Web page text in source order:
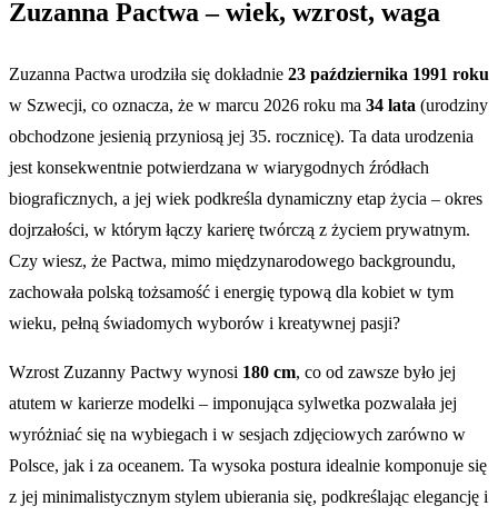
Zuzanna Pactwa – wiek, wzrost, waga
Zuzanna Pactwa urodziła się dokładnie 23 października 1991 roku
w Szwecji, co oznacza, że w marcu 2026 roku ma 34 lata (urodziny
obchodzone jesienią przyniosą jej 35. rocznicę). Ta data urodzenia
jest konsekwentnie potwierdzana w wiarygodnych źródłach
biograficznych, a jej wiek podkreśla dynamiczny etap życia – okres
dojrzałości, w którym łączy karierę twórczą z życiem prywatnym.
Czy wiesz, że Pactwa, mimo międzynarodowego backgroundu,
zachowała polską tożsamość i energię typową dla kobiet w tym
wieku, pełną świadomych wyborów i kreatywnej pasji?
Wzrost Zuzanny Pactwy wynosi 180 cm, co od zawsze było jej
atutem w karierze modelki – imponująca sylwetka pozwalała jej
wyróżniać się na wybiegach i w sesjach zdjęciowych zarówno w
Polsce, jak i za oceanem. Ta wysoka postura idealnie komponuje się
z jej minimalistycznym stylem ubierania się, podkreślając elegancję i